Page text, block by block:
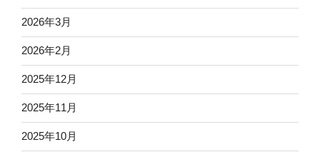
2026年3月
2026年2月
2025年12月
2025年11月
2025年10月